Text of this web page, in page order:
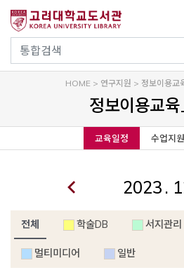
건
기
통합검색
사이트내 검색
HOME> 연구지원 > 정보이용교
정보이용교
교육일정 수업지
.
전체 학술DB 서지관리
멀티미디어 일반